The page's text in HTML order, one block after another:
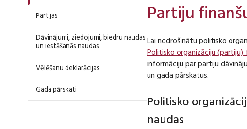
Partijas
Dāvinājumi, ziedojumi, biedru naudas
un iestāšanās naudas
Vēlēšanu deklarācijas
Gada pārskati
Partiju
Lai nodrošinātu politisko
Politisko organizāciju (partiju)
informāciju par partiju
un gada pārskatus.
Politisko
naudas